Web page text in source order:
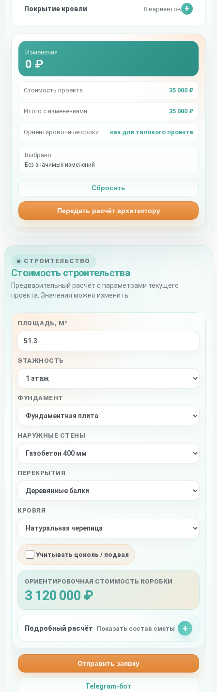
СТРОИТЕЛЬСТВО
Стоимость строительства
Предварительный расчёт с параметрами текущего
проекта. Значения можно изменить.
ПЛОЩАДЬ, М²
ЭТАЖНОСТЬ
ФУНДАМЕНТ
НАРУЖНЫЕ СТЕНЫ
ПЕРЕКРЫТИЯ
КРОВЛЯ
Учитывать цоколь / подвал
ОРИЕНТИРОВОЧНАЯ СТОИМОСТЬ КОРОБКИ
3 120 000 ₽
Подробный расчёт Показать состав сметы
Отправить заявку
Telegram-бот
Покрытие кровли 8 вариантов
Изменения
0 ₽
Стоимость проекта 35 000 ₽
Итого с изменениями 35 000 ₽
Ориентировочные сроки как для типового проекта
Выбрано
Без значимых изменений
Сбросить
Передать расчёт архитектору